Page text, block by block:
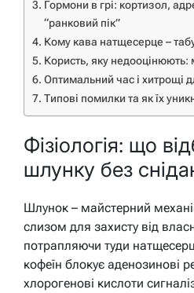
Гормони в грі: кортизол,
“ранковий пік”
Кому кава натщесерце –
Користь, яку недооцінюють:
Оптимальний час і хитрощі
Типові помилки та як їх
Фізіологія: що
шлунку без
Шлунок – майстерний
слизом для захисту від
потрапляючи туди
кофеїн блокує аденозинові
хлорогенові кислоти